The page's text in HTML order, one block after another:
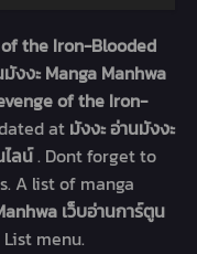
the Iron-Blooded
งงะ Manga Manhwa
of the Iron-
at มังงะ อ่านมังงะ
ไลน์. Dont forget to
A list of manga
เว็บอ่านการ์ตูน
menu.